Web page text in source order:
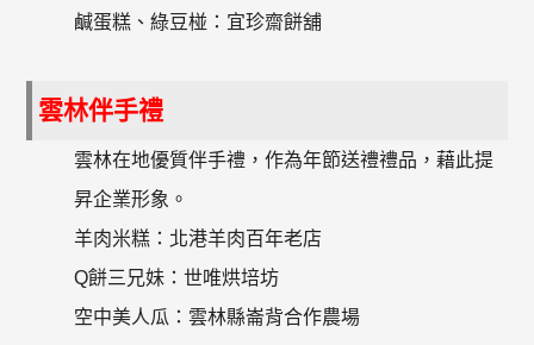
鹹蛋糕、綠豆椪：宜珍齋餅舖
雲林伴手禮
雲林在地優質伴手禮，作為年節送禮禮品，藉此提
昇企業形象。
羊肉米糕：北港羊肉百年老店
Q餅三兄妹：世唯烘培坊
空中美人瓜：雲林縣崙背合作農場